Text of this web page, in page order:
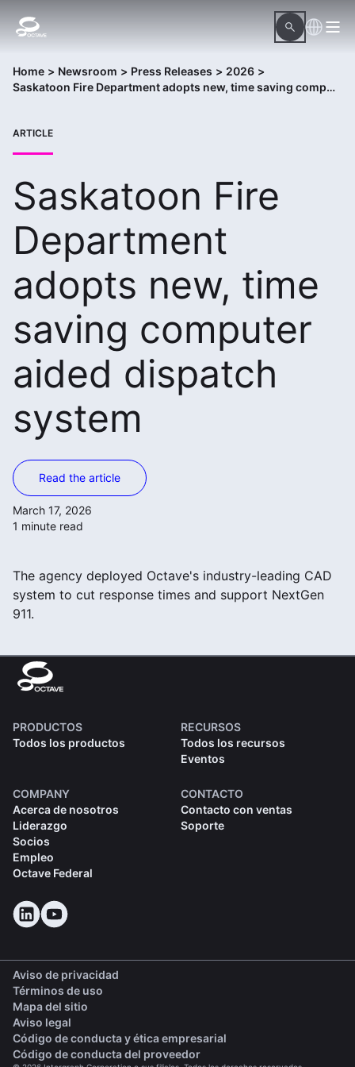
Home > Newsroom > Press Releases > 2026 >
Saskatoon Fire Department adopts new, time saving computer aided dispatch system
ARTICLE
Saskatoon Fire
Department
adopts new, time
saving computer
aided dispatch
system
Read the article
March 17, 2026
1 minute read
The agency deployed Octave's industry-leading CAD
system to cut response times and support NextGen
911.
PRODUCTOS
Todos los productos
RECURSOS
Todos los recursos
Eventos
COMPANY
Acerca de nosotros
Liderazgo
Socios
Empleo
Octave Federal
CONTACTO
Contacto con ventas
Soporte
Aviso de privacidad
Términos de uso
Mapa del sitio
Aviso legal
Código de conducta y ética empresarial
Código de conducta del proveedor(opens in a new tab)